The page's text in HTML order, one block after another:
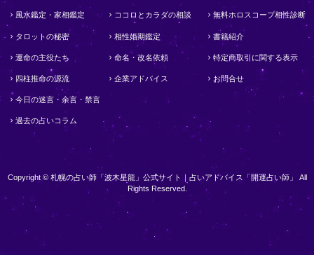
風水鑑定・家相鑑定
タロットの秘密
運命の主役たち
四柱推命の源流
今日の迷言・余言・禁言
過去の占いコラム
ココロとカラダの相談
相性婚期鑑定
命名・改名依頼
企業アドバイス
無料ホロスコープ相性診断
書籍紹介
特定商取引に関する表示
お問合せ
Copyright © 札幌の占い師「波木星龍」公式サイト｜占いアドバイス「開運占い師」 All
Rights Reserved.